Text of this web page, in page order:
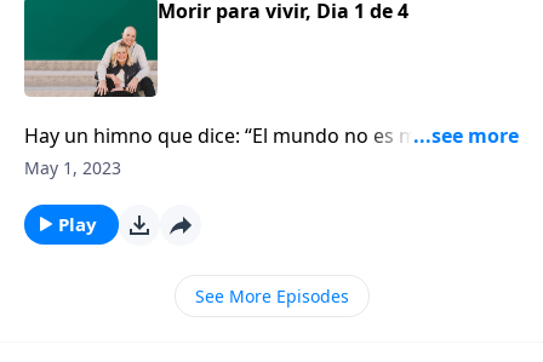
Morir para vivir, Dia 1 de 4
Hay un himno que dice: “El mundo no es mi hogar soy
peregrino aquí”. ¿Por qué es que la mayoría de
May 1, 2023
Play
See More Episodes